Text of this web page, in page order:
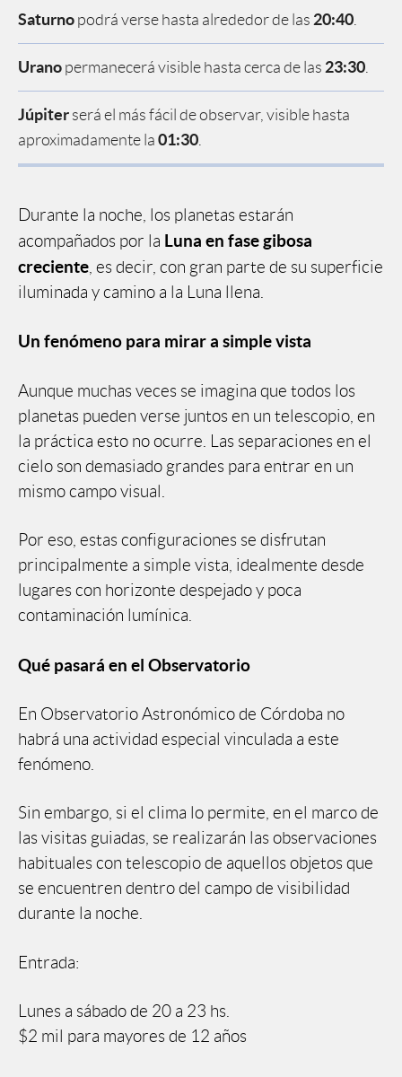
Saturno podrá verse hasta alrededor de las 20:40
Urano permanecerá visible hasta cerca de las 23:30
Júpiter será el más fácil de observar, visible hasta
aproximadamente la 01:30
Durante la noche, los planetas estarán
acompañados por la Luna en fase gibosa
creciente , es decir, con gran parte de su superficie
iluminada y camino a la Luna llena.
Un fenómeno para mirar a simple vista
Aunque muchas veces se imagina que todos los
planetas pueden verse juntos en un telescopio, en
la práctica esto no ocurre. Las separaciones en el
cielo son demasiado grandes para entrar en un
mismo campo visual.
Por eso, estas configuraciones se disfrutan
principalmente a simple vista, idealmente desde
lugares con horizonte despejado y poca
contaminación lumínica.
Qué pasará en el Observatorio
En Observatorio Astronómico de Córdoba no
habrá una actividad especial vinculada a este
fenómeno.
Sin embargo, si el clima lo permite, en el marco de
las visitas guiadas, se realizarán las observaciones
habituales con telescopio de aquellos objetos que
se encuentren dentro del campo de visibilidad
durante la noche.
Entrada:
Lunes a sábado de 20 a 23 hs.
$2 mil para mayores de 12 años